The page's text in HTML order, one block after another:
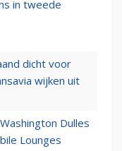
in tweede
dicht voor
wijken uit
Dulles
Lounges